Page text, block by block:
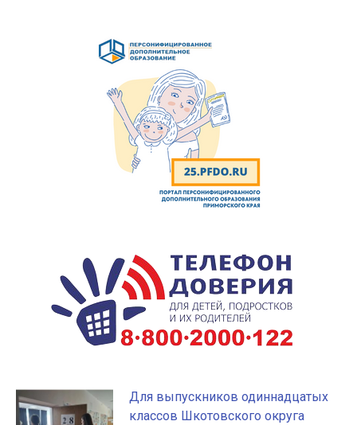
Для выпускников одиннадцатых
классов Шкотовского округа